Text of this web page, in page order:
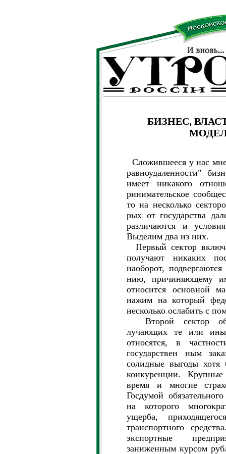
БИЗНЕС,
Сложившееся у нас
равноудаленности"
имеет никакого
ринимательское
то на несколько
рых от государства
различаются и
Выделим два из них.
Первый сектор
получают никаких
наоборот,
нию, причиняющему
относится основной
нажим на который
несколько ослабить с
Второй сектор
лучающих те или
относятся, в
государствен ным
солидные выгоды
конкуренции.
время и многие
Госдумой
на которого
ущерба,
транспортного
экспортные
заниженным курсом